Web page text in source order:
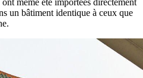
même été importées directement
un bâtiment identique à ceux que